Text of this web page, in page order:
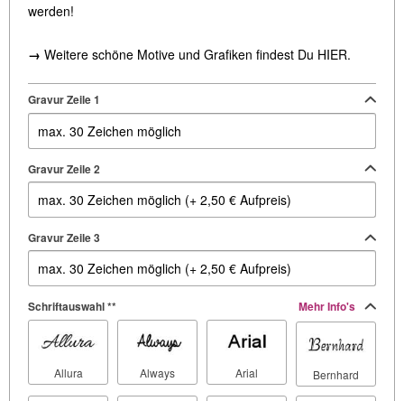
werden!
→ Weitere schöne Motive und Grafiken findest Du HIER.
Gravur Zeile 1
Gravur Zeile 2
Gravur Zeile 3
Schriftauswahl ** Mehr Info's
Allura Always Arial Bernhard